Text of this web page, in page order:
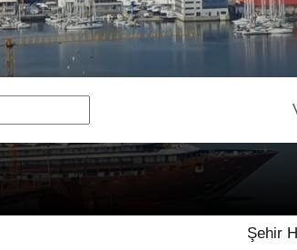
Şehir